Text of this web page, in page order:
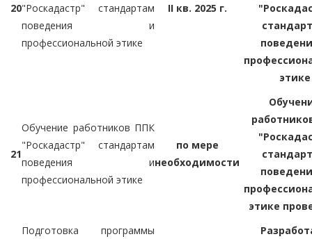
20"Роскадастр" стандартам
поведения и
профессиональной этике
II кв. 2025 г.
этике
21
Обучение работников ППК
"Роскадастр" стандартам
поведения и
профессиональной этике
по мере
необходимости
этике
Подготовка программы